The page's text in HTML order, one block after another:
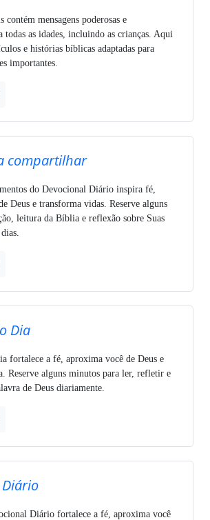
contém mensagens poderosas e
todas as idades, incluindo as crianças. Aqui
e histórias bíblicas adaptadas para
importantes.
compartilhar
do Devocional Diário inspira fé,
Deus e transforma vidas. Reserve alguns
leitura da Bíblia e reflexão sobre Suas
Dia
fortalece a fé, aproxima você de Deus e
Reserve alguns minutos para ler, refletir e
de Deus diariamente.
Diário fortalece a fé, aproxima você